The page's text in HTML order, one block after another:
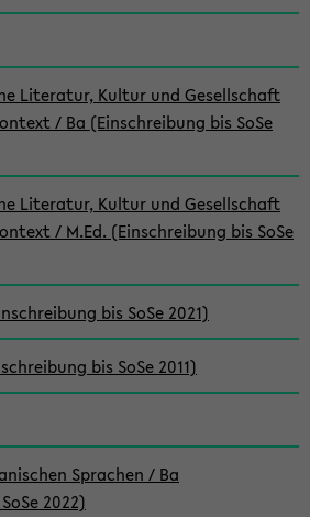
Literatur, Kultur und Gesellschaft
/ Ba (Einschreibung bis SoSe
Literatur, Kultur und Gesellschaft
/ M.Ed. (Einschreibung bis SoSe
bis SoSe 2021)
bis SoSe 2011)
Sprachen / Ba
2022)